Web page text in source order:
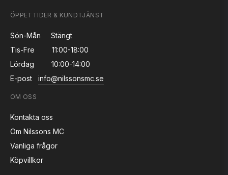
ÖPPETTIDER & KUNDTJÄNST
Sön-Mån
Stängt
Tis-Fre
11:00-18:00
Lördag
10:00-14:00
E-post
info@nilssonsmc.se
OM OSS
Kontakta oss
Om Nilssons MC
Vanliga frågor
Köpvillkor